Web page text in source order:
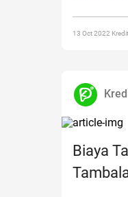
13 Oct 2022
Biaya